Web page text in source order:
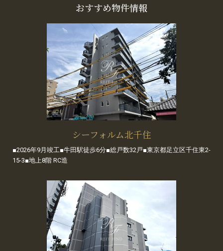
おすすめ物件情報
シーフォルム北千住
■2026年9月竣工■牛田駅徒歩6分■総戸数32戸■東京都足立区千住東2-
15-3■地上8階 RC造